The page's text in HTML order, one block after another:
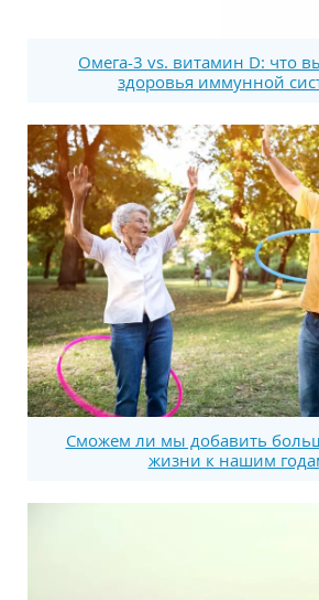
Омега-3 vs. витамин D: что
здоровья иммунной
Сможем ли мы добавить
жизни к нашим